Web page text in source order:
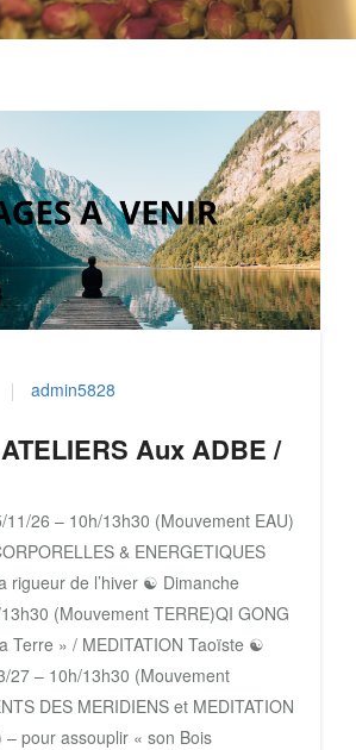
admin5828
Aux ADBE /
26 – 10h/13h30 (Mouvement EAU)
& ENERGETIQUES
rigueur de l’hiver ‌☯ Dimanche
(Mouvement TERRE)QI GONG
Terre » / MEDITATION Taoïste ☯
27 – 10h/13h30 (Mouvement
DES MERIDIENS et MEDITATION
– pour assouplir « son Bois